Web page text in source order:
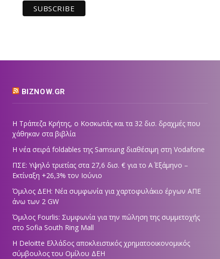
BIZNOW.GR
Η Τράπεζα Κρήτης, ο Κοσκωτάς και τα 32 δισ. δραχμές που
χάθηκαν στα βιβλία
Η νέα σειρά foldables της Samsung διαθέσιμη στη Vodafone
ΠΣΕ: Υψηλό τριετίας στα 27,6 δισ. € για το Α΄ Εξάμηνο –
Εκτίναξη +26,3% τον Ιούνιο
Όμιλος ΔΕΗ: Νέα συμφωνία για χαρτοφυλάκιο έργων ΑΠΕ
άνω των 2 GW
Όμιλος Fourlis: Συμφωνία για την πώληση της συμμετοχής
στο Sofia South Ring Mall
Η Deloitte Ελλάδος αποκλειστικός χρηματοοικονομικός
σύμβουλος του Ομίλου ΔΕΗ